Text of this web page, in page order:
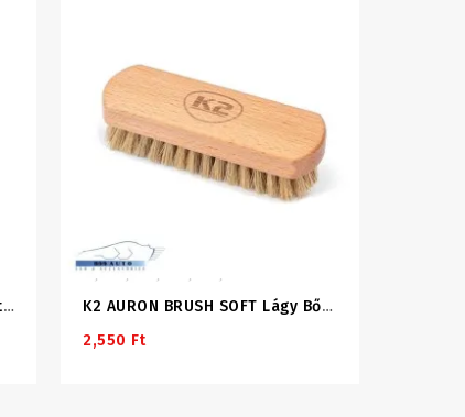
Koch Chemie THE FINISHER LeatherLock 500ml Bőrápoló (korábban Leather Care) K2 AURON BRUSH SOFT Lágy Bőrtisztító Kefe
2,550 Ft